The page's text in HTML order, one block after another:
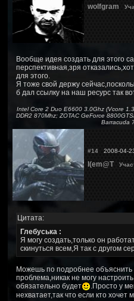
wolfgram
Вообще идея создать для этого
перспективная,зря
для этого.
Я тоже свой держу
б дал ссылку на наш ресурс так
Intel Core 2 Duo E6600 3.0Ghz (Vcore
DDR2 870Mhz; ZOTAC GeForce
Barracuda
#14 2008-04-
I(em@T
Цитата:
Глебуська :
Я могу создать,только он
скинуться всем,Я так с другом
Можешь по подробнее объяснить
проблема,никак не могу
обязательно будет
.Просто у
нехватает,так что если кто